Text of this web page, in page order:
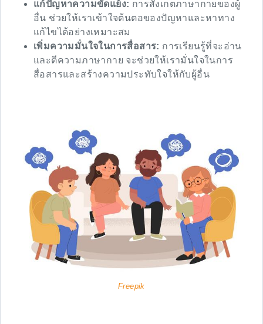
แก้ปัญหาความขัดแย้ง: การสังเกตภาษากายของผู้
อื่น ช่วยให้เราเข้าใจต้นตอของปัญหาและหาทาง
แก้ไขได้อย่างเหมาะสม
เพิ่มความมั่นใจในการสื่อสาร: การเรียนรู้ที่จะอ่าน
และตีความภาษากาย จะช่วยให้เรามั่นใจในการ
สื่อสารและสร้างความประทับใจให้กับผู้อื่น
Freepik